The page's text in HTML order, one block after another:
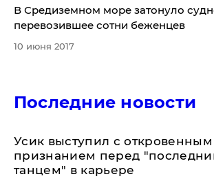
В Средиземном море затонуло
перевозившее сотни беженцев
10 июня 2017
Последние новости
Усик выступил с откровенным
признанием перед
танцем" в карьере